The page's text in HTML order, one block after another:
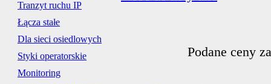
Tranzyt ruchu IP
Łącza stałe
Dla sieci osiedlowych
Styki operatorskie
Monitoring
Podane ceny